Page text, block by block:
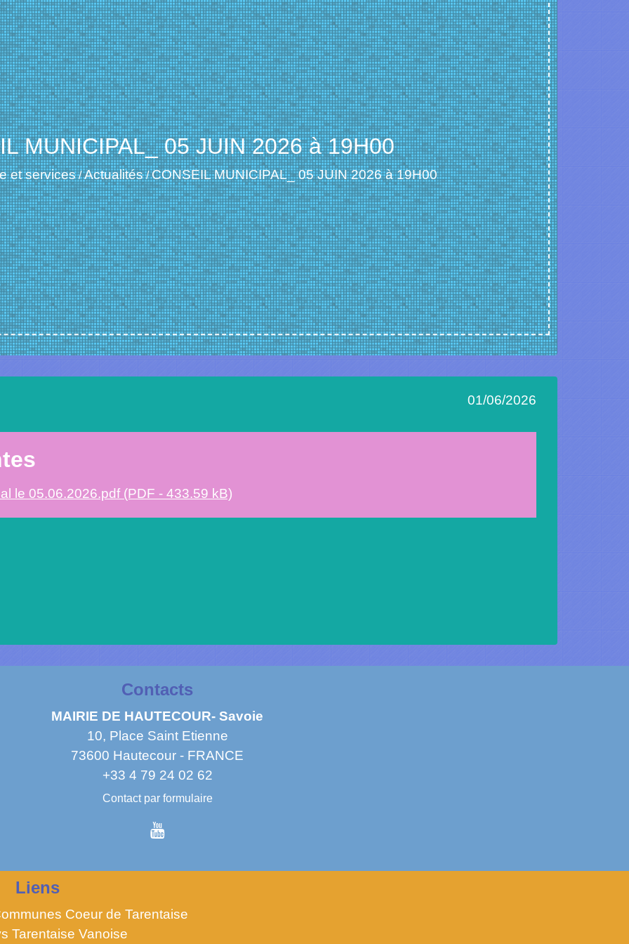
MUNICIPAL_ 05 JUIN 2026 à 19H00
et services/Actualités/CONSEIL MUNICIPAL_ 05 JUIN 2026 à 19H00
01/06/2026
le 05.06.2026.pdf (PDF - 433.59 kB)
Contacts
MAIRIE DE HAUTECOUR- Savoie
10, Place Saint Etienne
73600 Hautecour - FRANCE
+33 4 79 24 02 62
Contact par formulaire
Liens
Coeur de Tarentaise
Tarentaise Vanoise